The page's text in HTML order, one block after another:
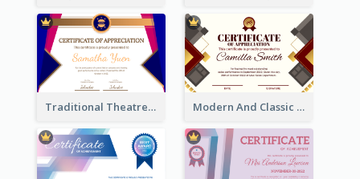
Traditional Theatre Certificate Design Template Modern And Classic Art Deco Certificate Design Ideas